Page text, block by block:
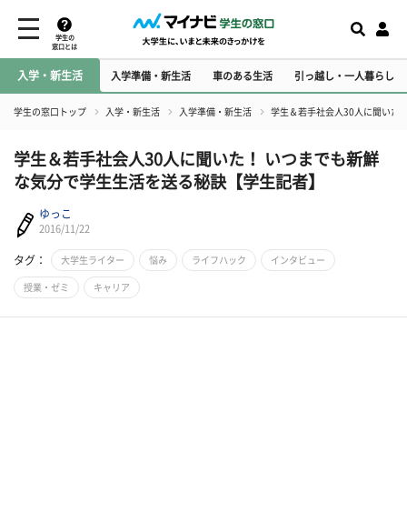
学生の
窓口とは
入学・新生活 入学準備・新生活 車のある生活 引っ越し・一人暮らし
学生の窓口トップ 入学・新生活 入学準備・新生活 学生＆若手社会人30人に聞いた
学生＆若手社会人30人に聞いた！ いつまでも新鮮
な気分で学生生活を送る秘訣【学生記者】
ゆっこ
2016/11/22
タグ： 大学生ライター 悩み ライフハック インタビュー
授業・ゼミ キャリア